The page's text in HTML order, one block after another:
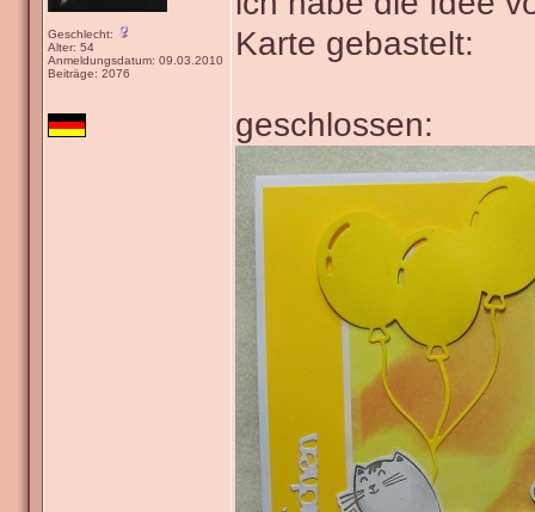
Geschlecht:
Alter: 54
Anmeldungsdatum: 09.03.2010
Beiträge: 2076
Karte gebastelt:
geschlossen: